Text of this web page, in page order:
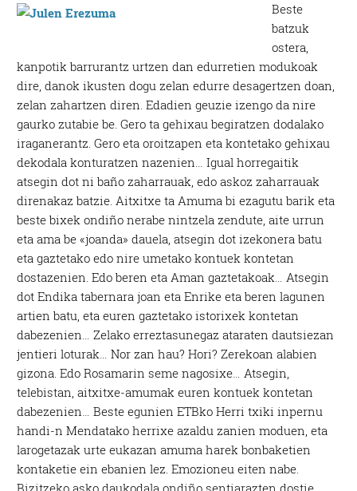
Beste
batzuk
ostera,
kanpotik barrurantz urtzen dan edurretien modukoak
dire, danok ikusten dogu zelan edurre desagertzen doan,
zelan zahartzen diren. Edadien geuzie izengo da nire
gaurko zutabie be. Gero ta gehixau begiratzen dodalako
iraganerantz. Gero eta oroitzapen eta kontetako gehixau
dekodala konturatzen nazenien… Igual horregaitik
atsegin dot ni baño zaharrauak, edo askoz zaharrauak
direnakaz batzie. Aitxitxe ta Amuma bi ezagutu barik eta
beste bixek ondiño nerabe nintzela zendute, aite urrun
eta ama be «joanda» dauela, atsegin dot izekonera batu
eta gaztetako edo nire umetako kontuek kontetan
dostazenien. Edo beren eta Aman gaztetakoak… Atsegin
dot Endika tabernara joan eta Enrike eta beren lagunen
artien batu, eta euren gaztetako istorixek kontetan
dabezenien… Zelako erreztasunegaz ataraten dautsiezan
jentieri loturak… Nor zan hau? Hori? Zerekoan alabien
gizona. Edo Rosamarin seme nagosixe… Atsegin,
telebistan, aitxitxe-amumak euren kontuek kontetan
dabezenien… Beste egunien ETBko Herri txiki inpernu
handi-n Mendatako herrixe azaldu zanien moduen, eta
larogetazak urte eukazan amuma harek bonbaketien
kontaketie ein ebanien lez. Emozioneu eiten nabe.
Bizitzeko asko daukodala ondiño sentiarazten dostie.